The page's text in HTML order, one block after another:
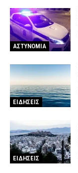
ΑΣΤΥΝΟΜΙΑ
ΕΙΔΗΣΕΙΣ
ΕΙΔΗΣΕΙΣ